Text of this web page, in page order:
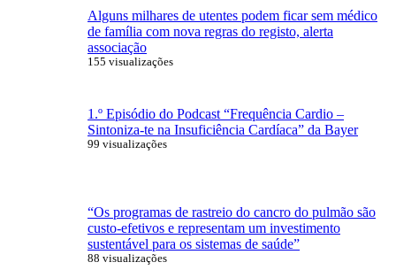
Alguns milhares de utentes podem ficar sem médico
de família com nova regras do registo, alerta
associação
155 visualizações
1.º Episódio do Podcast “Frequência Cardio –
Sintoniza-te na Insuficiência Cardíaca” da Bayer
99 visualizações
“Os programas de rastreio do cancro do pulmão são
custo-efetivos e representam um investimento
sustentável para os sistemas de saúde”
88 visualizações